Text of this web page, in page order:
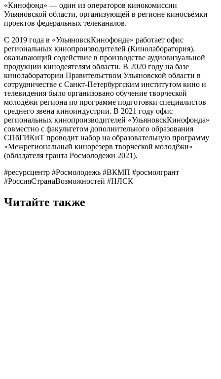
«Кинофонд» — один из операторов кинокомиссии
Ульяновской области, организующей в регионе киносъёмки
проектов федеральных телеканалов.
С 2019 года в «УльяновскКинофонде» работает офис
региональных кинопроизводителей (Кинолаборатория),
оказывающий содействие в производстве аудиовизуальной
продукции кинодеятелям области. В 2020 году на базе
кинолаборатории Правительством Ульяновской области в
сотрудничестве с Санкт-Петербургским институтом кино и
телевидения было организовано обучение творческой
молодёжи региона по программе подготовки специалистов
среднего звена киноиндустрии. В 2021 году офис
региональных кинопроизводителей «УльяновскКинофонда»
совместно с факультетом дополнительного образования
СПбГИКиТ проводит набор на образовательную программу
«Межрегиональный кинорезерв творческой молодёжи»
(обладателя гранта Росмолодежи 2021).
#ресурсцентр #Росмолодежь #ВКМП #росмолгрант
#РоссияСтранаВозможностей #НЛСК
Читайте также